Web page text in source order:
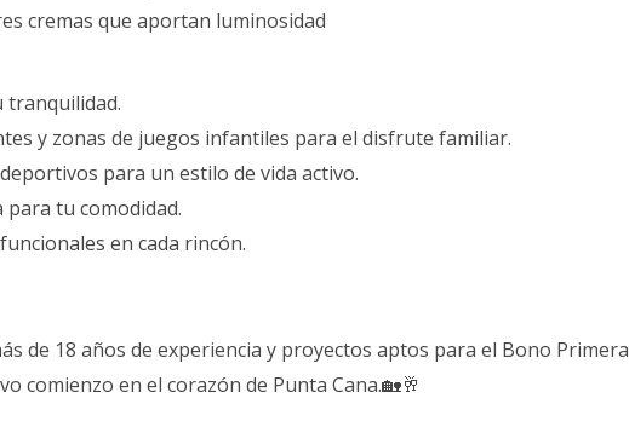
cremas que aportan luminosidad
tranquilidad.
y zonas de juegos infantiles para el disfrute familiar.
para un estilo de vida activo.
tu comodidad.
en cada rincón.
de 18 años de experiencia y proyectos aptos para el Bono Primera
comienzo en el corazón de Punta Cana.🏡🥂